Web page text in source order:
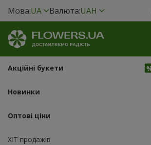
Мова:UA Валюта:UAH
Акційні букети
Новинки
Оптові ціни
ХІТ продажів